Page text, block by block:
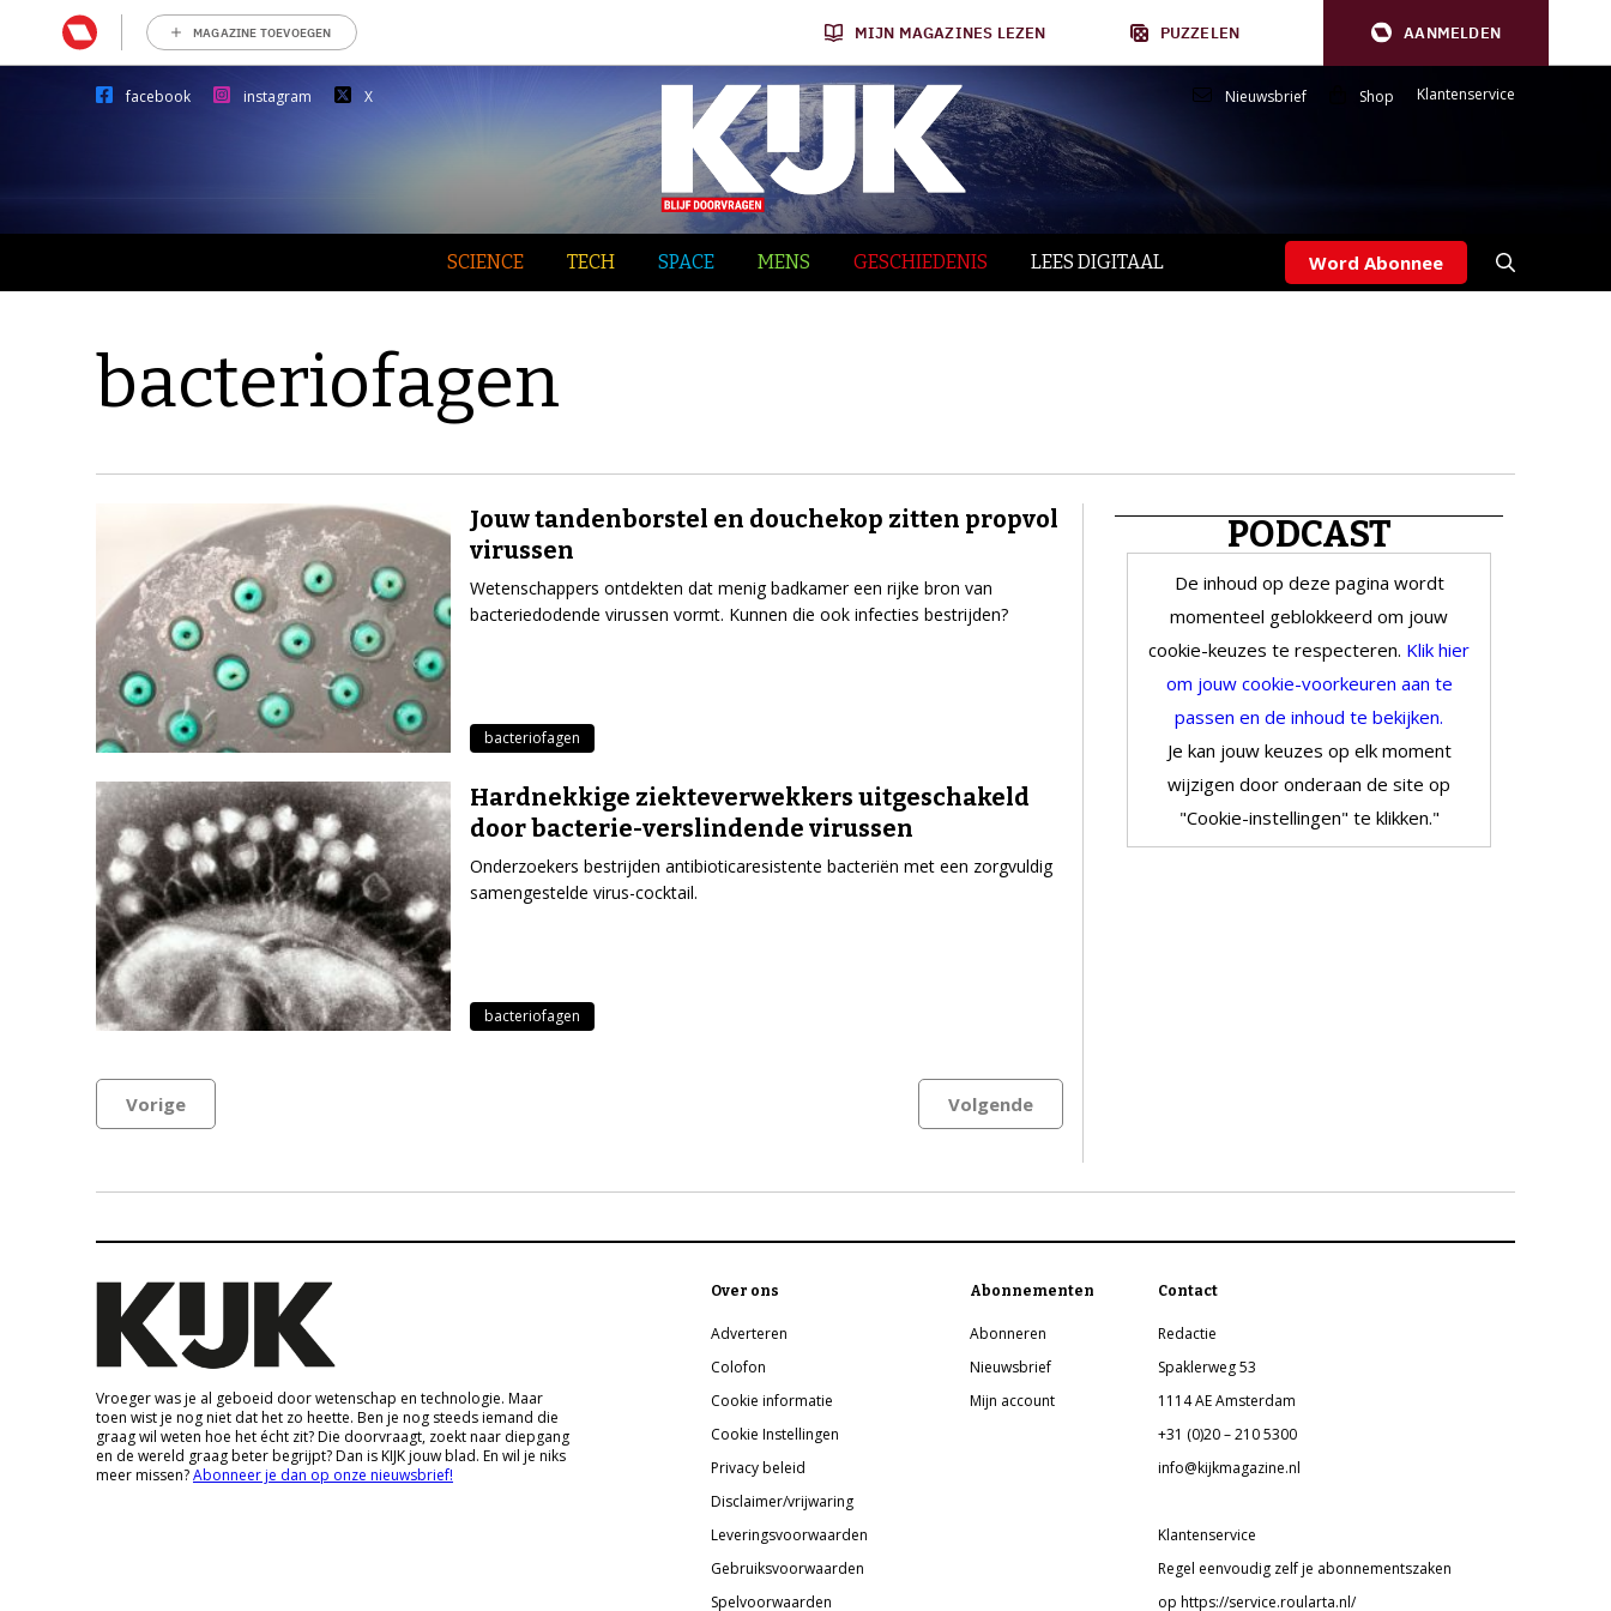
MAGAZINE TOEVOEGEN MIJN MAGAZINES LEZEN PUZZELEN AANMELDEN
facebook instagram X Nieuwsbrief Shop Klantenservice
SCIENCE TECH SPACE MENS GESCHIEDENIS LEES DIGITAAL Word Abonnee
bacteriofagen
Jouw tandenborstel en douchekop zitten propvol
virussen
Wetenschappers ontdekten dat menig badkamer een rijke bron van
bacteriedodende virussen vormt. Kunnen die ook infecties bestrijden?
bacteriofagen
Hardnekkige ziekteverwekkers uitgeschakeld
door bacterie-verslindende virussen
Onderzoekers bestrijden antibioticaresistente bacteriën met een zorgvuldig
samengestelde virus-cocktail.
bacteriofagen
Vorige Volgende
PODCAST
De inhoud op deze pagina wordt
momenteel geblokkeerd om jouw
cookie-keuzes te respecteren. Klik hier
om jouw cookie-voorkeuren aan te
passen en de inhoud te bekijken.
Je kan jouw keuzes op elk moment
wijzigen door onderaan de site op
"Cookie-instellingen" te klikken."
Vroeger was je al geboeid door wetenschap en technologie. Maar
toen wist je nog niet dat het zo heette. Ben je nog steeds iemand die
graag wil weten hoe het écht zit? Die doorvraagt, zoekt naar diepgang
en de wereld graag beter begrijpt? Dan is KIJK jouw blad. En wil je niks
meer missen?Abonneer je dan op onze nieuwsbrief!
Over ons
Adverteren
Colofon
Cookie informatie
Cookie Instellingen
Privacy beleid
Disclaimer/vrijwaring
Leveringsvoorwaarden
Gebruiksvoorwaarden
Spelvoorwaarden
Abonnementen
Abonneren
Nieuwsbrief
Mijn account
Contact
Redactie
Spaklerweg 53
1114 AE Amsterdam
+31 (0)20 – 210 5300
info@kijkmagazine.nl
Klantenservice
Regel eenvoudig zelf je abonnementszaken
op https://service.roularta.nl/